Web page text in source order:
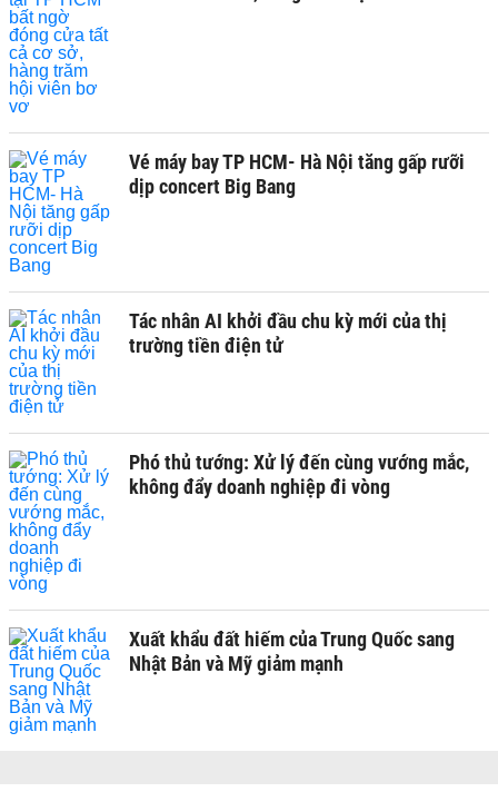
Vé máy bay TP HCM- Hà Nội tăng gấp rưỡi
dịp concert Big Bang
Tác nhân AI khởi đầu chu kỳ mới của thị
trường tiền điện tử
Phó thủ tướng: Xử lý đến cùng vướng mắc,
không đẩy doanh nghiệp đi vòng
Xuất khẩu đất hiếm của Trung Quốc sang
Nhật Bản và Mỹ giảm mạnh